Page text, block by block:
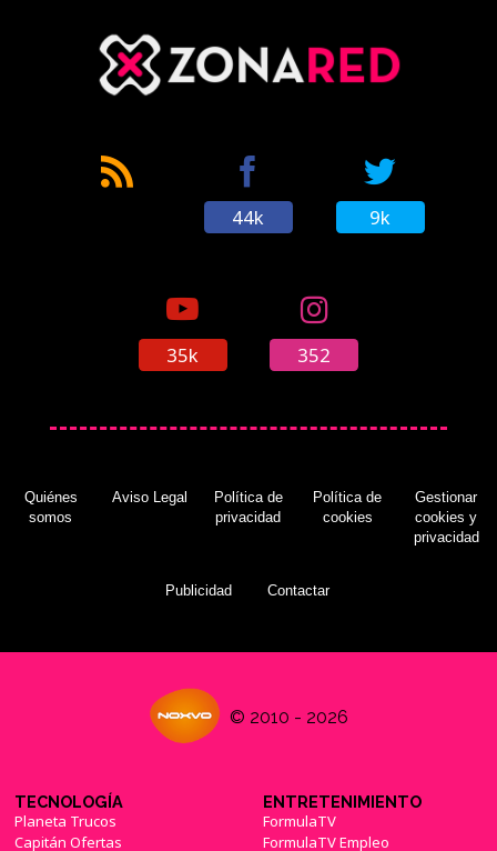
44k 9k
35k 352
Quiénes
somos
Aviso Legal
Política de
privacidad
Política de
cookies
Gestionar
cookies y
privacidad
Publicidad Contactar
© 2010 - 2026
TECNOLOGÍA
Planeta Trucos
Capitán Ofertas
ENTRETENIMIENTO
FormulaTV
FormulaTV Empleo